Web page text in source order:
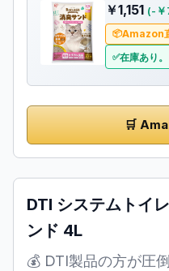
￥1,151 (-
Amazon
在庫あり。
🛒
DTI システムトイ
ンド 4L
💰 DTI製品の方が圧